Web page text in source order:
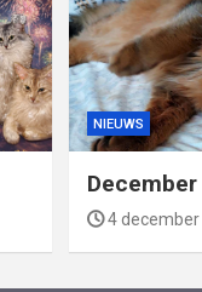
NIEUWS
4 december